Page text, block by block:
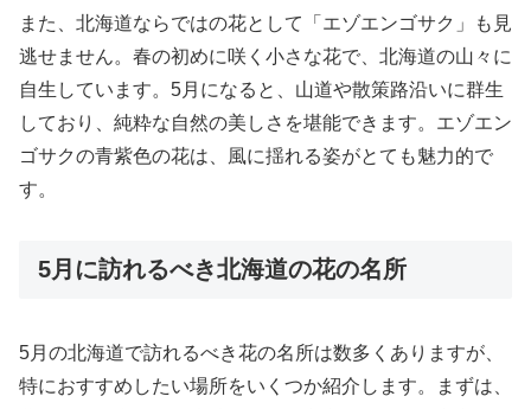
また、北海道ならではの花として「エゾエンゴサク」も見
逃せません。春の初めに咲く小さな花で、北海道の山々に
自生しています。5月になると、山道や散策路沿いに群生
しており、純粋な自然の美しさを堪能できます。エゾエン
ゴサクの青紫色の花は、風に揺れる姿がとても魅力的で
す。
5月に訪れるべき北海道の花の名所
5月の北海道で訪れるべき花の名所は数多くありますが、
特におすすめしたい場所をいくつか紹介します。まずは、